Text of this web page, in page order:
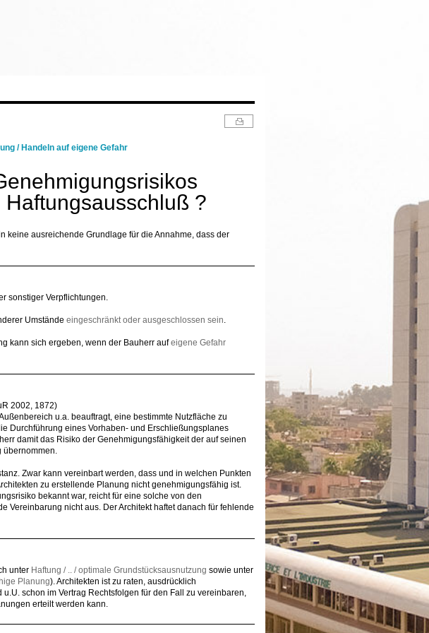
/ Handeln auf eigene Gefahr
?
keine ausreichende Grundlage für die Annahme, dass der
sonstiger Verpflichtungen.
Umstände eingeschränkt oder ausgeschlossen sein.
kann sich ergeben, wenn der Bauherr aufeigene Gefahr
2002, 1872)
u.a. beauftragt, eine bestimmte Nutzfläche zu
Durchführung eines Vorhaben- und Erschließungsplanes
damit das Risiko der Genehmigungsfähigkeit der auf seinen
übernommen.
Zwar kann vereinbart werden, dass und in welchen Punkten
zu erstellende Planung nicht genehmigungsfähig ist.
bekannt war, reicht für eine solche von den
Vereinbarung nicht aus. Der Architekt haftet danach für fehlende
unter Haftung / .. / optimale Grundstücksausnutzung sowie unter
Planung). Architekten ist zu raten, ausdrücklich
schon im Vertrag Rechtsfolgen für den Fall zu vereinbaren,
erteilt werden kann.